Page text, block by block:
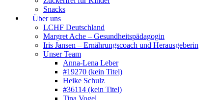
Snacks
Über uns
LCHF Deutschland
Margret Ache – Gesundheitspädagogin
Iris Jansen – Ernährungscoach und Herausgeberin
Unser Team
Anna-Lena Leber
#19270 (kein Titel)
Heike Schulz
#36114 (kein Titel)
Tina Vogel